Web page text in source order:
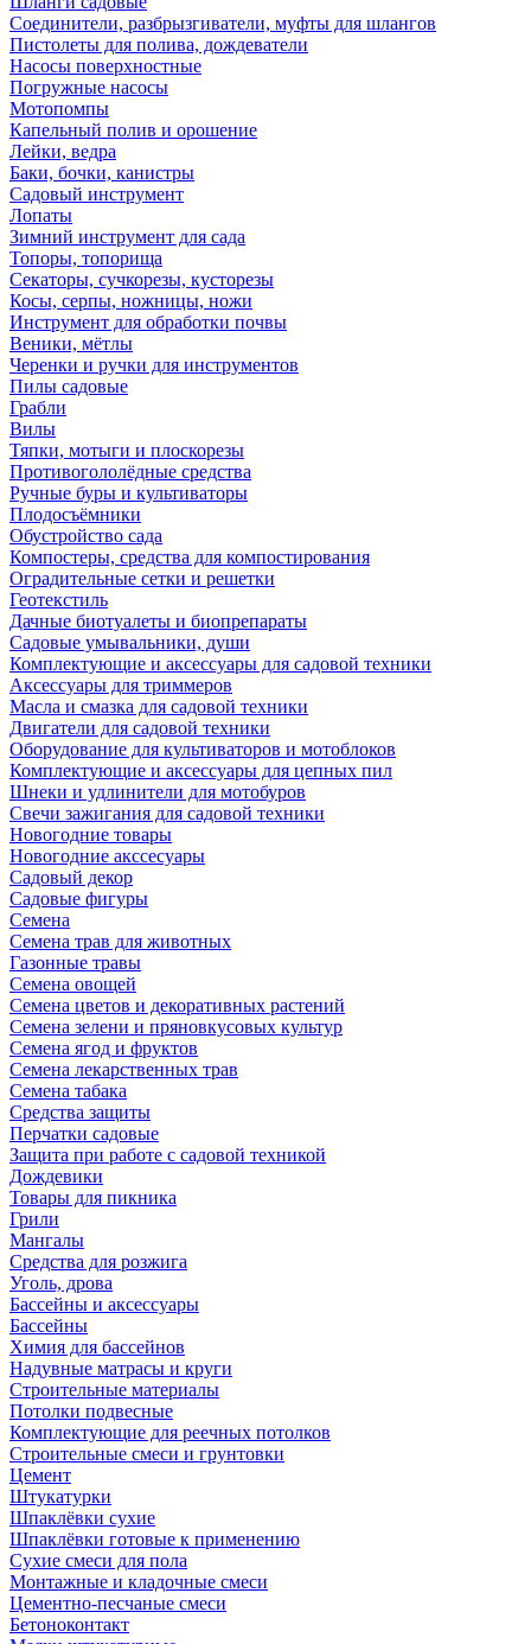
Соединители, разбрызгиватели, муфты для шлангов
Пистолеты для полива, дождеватели
Насосы поверхностные
Погружные насосы
Мотопомпы
Капельный полив и орошение
Лейки, ведра
Баки, бочки, канистры
Садовый инструмент
Лопаты
Зимний инструмент для сада
Топоры, топорища
Секаторы, сучкорезы, кусторезы
Косы, серпы, ножницы, ножи
Инструмент для обработки почвы
Веники, мётлы
Черенки и ручки для инструментов
Пилы садовые
Грабли
Вилы
Тяпки, мотыги и плоскорезы
Противогололёдные средства
Ручные буры и культиваторы
Плодосъёмники
Обустройство сада
Компостеры, средства для компостирования
Оградительные сетки и решетки
Геотекстиль
Дачные биотуалеты и биопрепараты
Садовые умывальники, души
Комплектующие и аксессуары для садовой техники
Аксессуары для триммеров
Масла и смазка для садовой техники
Двигатели для садовой техники
Оборудование для культиваторов и мотоблоков
Комплектующие и аксессуары для цепных пил
Шнеки и удлинители для мотобуров
Свечи зажигания для садовой техники
Новогодние товары
Новогодние акссесуары
Садовый декор
Садовые фигуры
Семена
Семена трав для животных
Газонные травы
Семена овощей
Семена цветов и декоративных растений
Семена зелени и пряновкусовых культур
Семена ягод и фруктов
Семена лекарственных трав
Семена табака
Средства защиты
Перчатки садовые
Защита при работе с садовой техникой
Дождевики
Товары для пикника
Грили
Мангалы
Средства для розжига
Уголь, дрова
Бассейны и аксессуары
Бассейны
Химия для бассейнов
Надувные матрасы и круги
Строительные материалы
Потолки подвесные
Комплектующие для реечных потолков
Строительные смеси и грунтовки
Цемент
Штукатурки
Шпаклёвки сухие
Шпаклёвки готовые к применению
Сухие смеси для пола
Монтажные и кладочные смеси
Цементно-песчаные смеси
Бетоноконтакт